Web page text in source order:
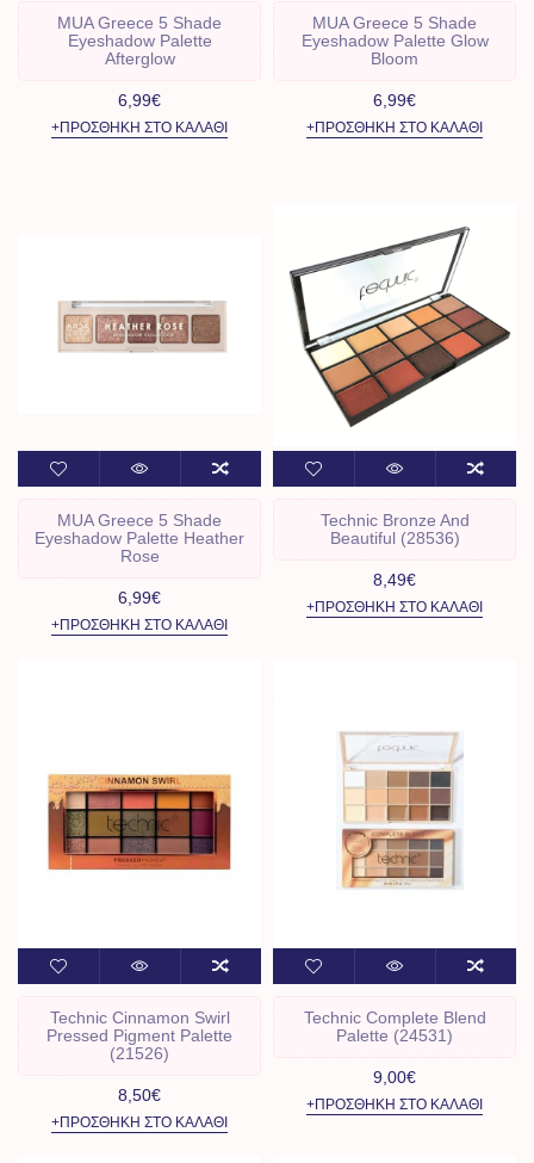
MUA Greece 5 Shade
Eyeshadow Palette
Afterglow
6,99€
+ΠΡΟΣΘΉΚΗ ΣΤΟ ΚΑΛΆΘΙ
MUA Greece 5 Shade
Eyeshadow Palette Glow
Bloom
6,99€
+ΠΡΟΣΘΉΚΗ ΣΤΟ ΚΑΛΆΘΙ
MUA Greece 5 Shade
Eyeshadow Palette Heather
Rose
6,99€
+ΠΡΟΣΘΉΚΗ ΣΤΟ ΚΑΛΆΘΙ
Technic Bronze And
Beautiful (28536)
8,49€
+ΠΡΟΣΘΉΚΗ ΣΤΟ ΚΑΛΆΘΙ
Technic Cinnamon Swirl
Pressed Pigment Palette
(21526)
8,50€
+ΠΡΟΣΘΉΚΗ ΣΤΟ ΚΑΛΆΘΙ
Technic Complete Blend
Palette (24531)
9,00€
+ΠΡΟΣΘΉΚΗ ΣΤΟ ΚΑΛΆΘΙ